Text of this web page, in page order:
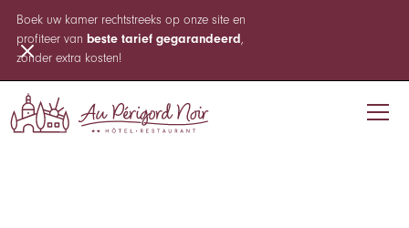
Boek uw kamer rechtstreeks op onze site en
profiteer van beste tarief gegarandeerd,
zonder extra kosten!